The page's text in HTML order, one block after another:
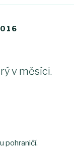
v měsíci.
pohraničí.